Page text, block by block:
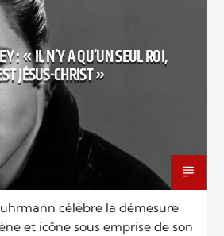
: « IL N’Y A QU’UN SEUL ROI,
JÉSUS-CHRIST »
célèbre la démesure
et icône sous emprise de son